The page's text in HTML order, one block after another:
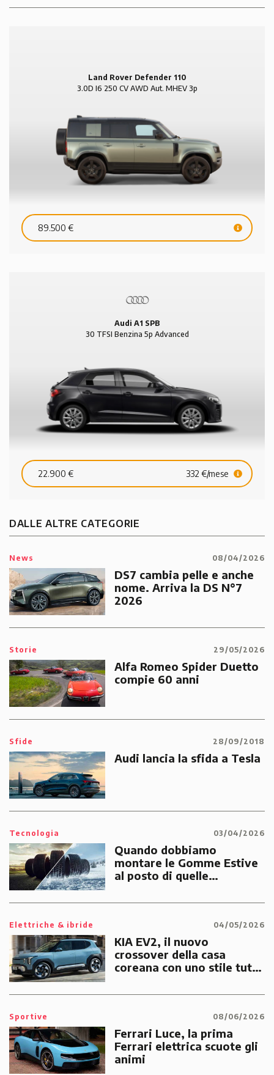
Land Rover Defender 110
3.0D I6 250 CV AWD Aut. MHEV 3p
89.500 €
Audi A1 SPB
30 TFSI Benzina 5p Advanced
22.900 € 332 €/mese
DALLE ALTRE CATEGORIE
News 08/04/2026
DS7 cambia pelle e anche
nome. Arriva la DS N°7
2026
Storie 29/05/2026
Alfa Romeo Spider Duetto
compie 60 anni
Sfide 28/09/2018
Audi lancia la sfida a Tesla
Tecnologia 03/04/2026
Quando dobbiamo
montare le Gomme Estive
al posto di quelle
Elettriche & ibride 04/05/2026
KIA EV2, il nuovo
crossover della casa
coreana con uno stile tutto
Sportive 08/06/2026
Ferrari Luce, la prima
Ferrari elettrica scuote gli
animi